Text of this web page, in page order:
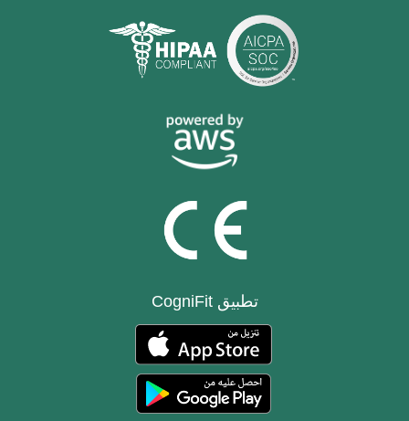
تطبيق CogniFit